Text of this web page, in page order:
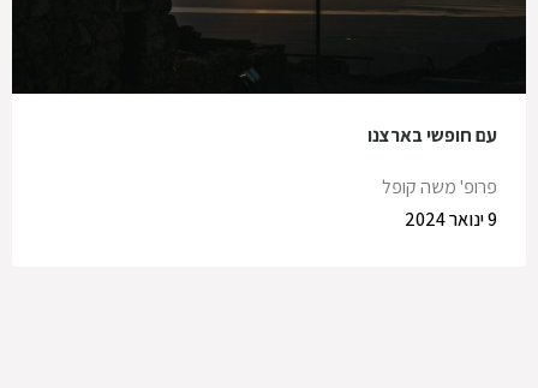
עם חופשי בארצנו
פרופ' משה קופל
9 ינואר 2024